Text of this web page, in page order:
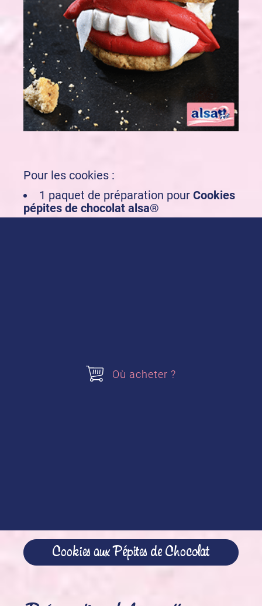
Pour les cookies :
1 paquet de préparation pour Cookies
pépites de chocolat alsa®
8 Carambar®
Cookies aux Pépites de Chocolat
Où acheter ?